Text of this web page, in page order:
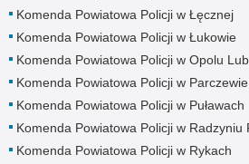
Komenda Powiatowa Policji w Łęcznej
Komenda Powiatowa Policji w Łukowie
Komenda Powiatowa Policji w Opolu
Komenda Powiatowa Policji w Parczewie
Komenda Powiatowa Policji w Puławach
Komenda Powiatowa Policji w Radzyniu
Komenda Powiatowa Policji w Rykach